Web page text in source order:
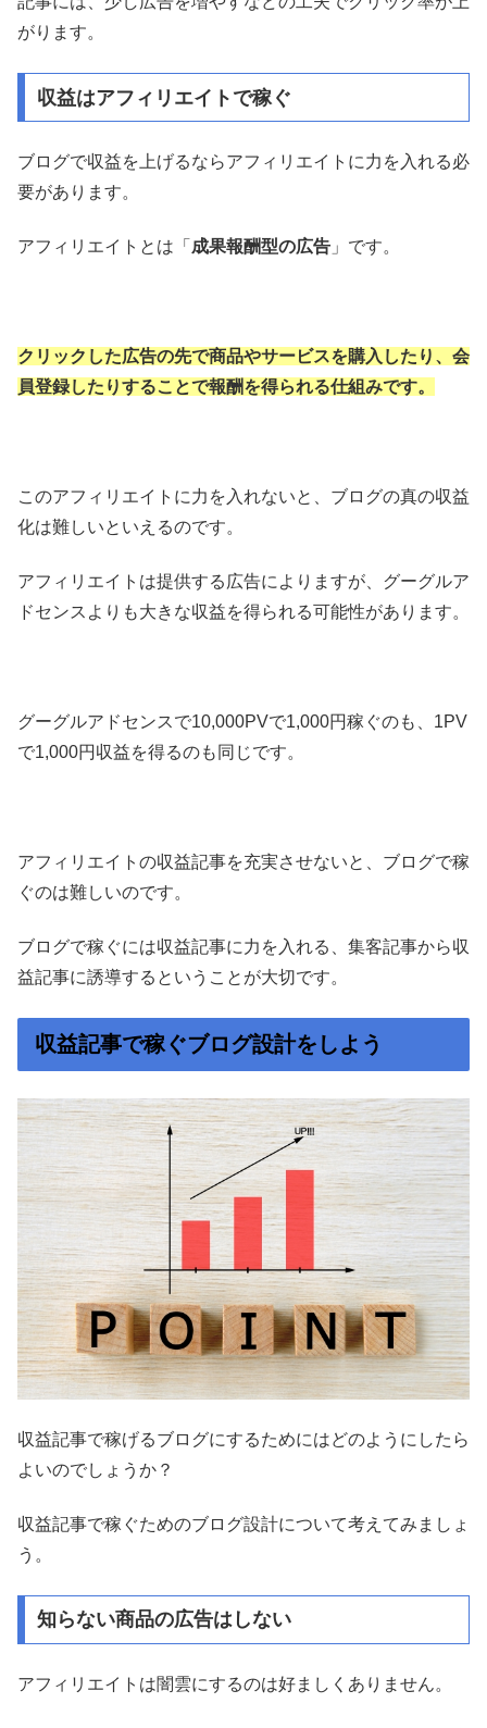
がります。
収益はアフィリエイトで稼ぐ
ブログで収益を上げるならアフィリエイトに力を入れる必
要があります。
アフィリエイトとは「 成果報酬型の広告 」です。
クリックした広告の先で商品やサービスを購入したり、会
員登録したりすることで報酬を得られる仕組みです。
このアフィリエイトに力を入れないと、ブログの真の収益
化は難しいといえるのです。
アフィリエイトは提供する広告によりますが、グーグルア
ドセンスよりも大きな収益を得られる可能性があります。
グーグルアドセンスで10,000PVで1,000円稼ぐのも、1PV
で1,000円収益を得るのも同じです。
アフィリエイトの収益記事を充実させないと、ブログで稼
ぐのは難しいのです。
ブログで稼ぐには収益記事に力を入れる、集客記事から収
益記事に誘導するということが大切です。
収益記事で稼ぐブログ設計をしよう
収益記事で稼げるブログにするためにはどのようにしたら
よいのでしょうか？
収益記事で稼ぐためのブログ設計について考えてみましょ
う。
知らない商品の広告はしない
アフィリエイトは闇雲にするのは好ましくありません。